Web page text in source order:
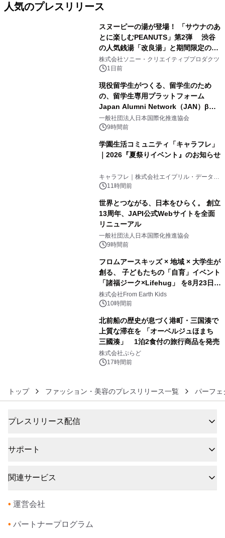
人気のプレスリリース
スヌーピーの湯が登場！ 「サウナのあ
とに楽しむPEANUTS」第2弾 渋谷
の人気銭湯「改良湯」と期間限定のコ
ラボレーション サウナイキタイコラ
ボグッズも発売決定！
株式会社ソニー・クリエイティブプロダクツ
1日前
現役留学生がつくる、留学生のため
の、留学生専用プラットフォーム
Japan Alumni Network（JAN）β版
をリリース
一般社団法人日本国際化推進協会
9時間前
学園生活コミュニティ「キャラフレ」
｜2026『夏祭りイベント』のお知らせ
キャラフレ｜株式会社エイプリル・データ・
デザインズ
11時間前
世界とつながる、日本をひらく。 創立
13周年、JAPI公式Webサイトを全面
リニューアル
一般社団法人日本国際化推進協会
9時間前
フロムアースキッズ × 地域 × 大学生が
創る、 子どもたちの「自育」イベント
「諸福ジーク×Lifehug」 を8月23日
(日)開催
株式会社From Earth Kids
10時間前
北前船の歴史が息づく港町・三国湊で
上質な滞在を 「オーベルジュほまち
三國湊」 1泊2食付の旅行商品を発売
株式会社ぷらど
17時間前
トップ ファッション・美容のプレスリリース一覧 パーフェ
プレスリリース配信
サポート
関連サービス
• 運営会社
• パートナープログラム